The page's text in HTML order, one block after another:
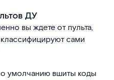
ДУ
вы ждете от пульта,
сами
умолчанию вшиты коды